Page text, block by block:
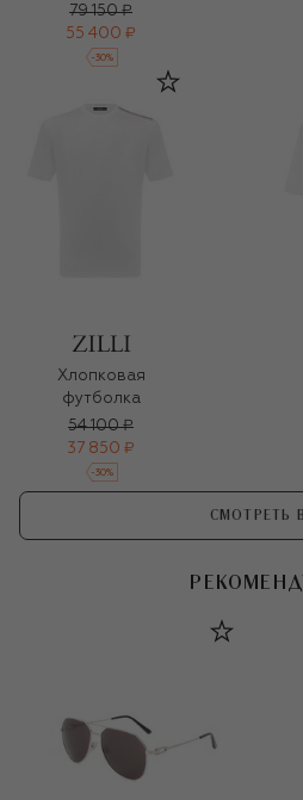
79 150 ₽
55 400 ₽
-30%
Хлопковая
футболка
54 100 ₽
37 850 ₽
-30%
СМОТРЕТЬ